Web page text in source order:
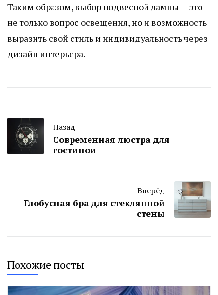
Таким образом, выбор подвесной лампы — это
не только вопрос освещения, но и возможность
выразить свой стиль и индивидуальность через
дизайн интерьера.
Назад
Современная люстра для
гостиной
Вперёд
Глобусная бра для стеклянной
стены
Похожие посты